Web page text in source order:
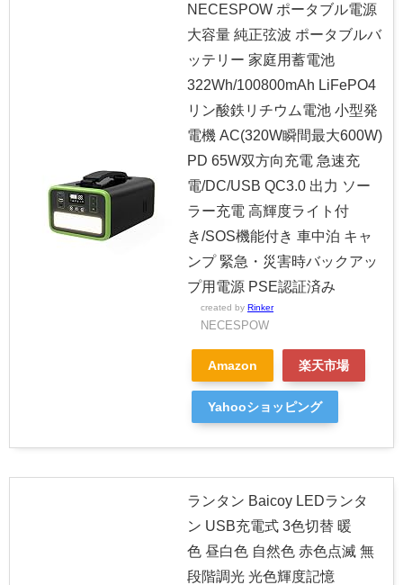
NECESPOW ポータブル電源
大容量 純正弦波 ポータブルバ
ッテリー 家庭用蓄電池
322Wh/100800mAh LiFePO4
リン酸鉄リチウム電池 小型発
電機 AC(320W瞬間最大600W)
PD 65W双方向充電 急速充
電/DC/USB QC3.0 出力 ソー
ラー充電 高輝度ライト付
き/SOS機能付き 車中泊 キャ
ンプ 緊急・災害時バックアッ
プ用電源 PSE認証済み
created by Rinker
NECESPOW
Amazon 楽天市場
Yahooショッピング
ランタン Baicoy LEDランタ
ン USB充電式 3色切替 暖
色 昼白色 自然色 赤色点滅 無
段階調光 光色輝度記憶